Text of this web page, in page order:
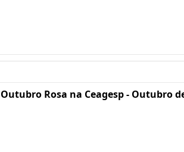
Outubro Rosa na Ceagesp - Outubro